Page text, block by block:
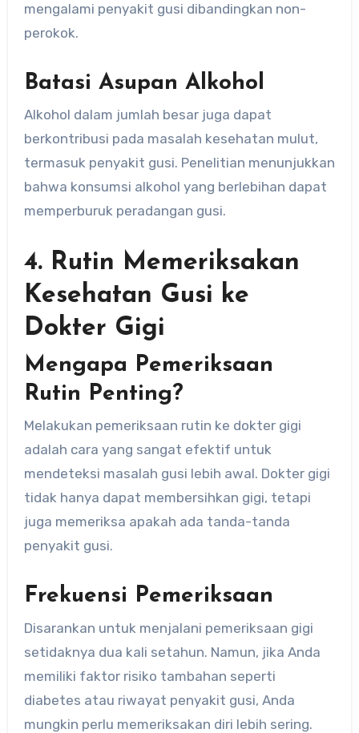
mengalami penyakit gusi dibandingkan non-
perokok.
Batasi Asupan Alkohol
Alkohol dalam jumlah besar juga dapat
berkontribusi pada masalah kesehatan mulut,
termasuk penyakit gusi. Penelitian menunjukkan
bahwa konsumsi alkohol yang berlebihan dapat
memperburuk peradangan gusi.
4. Rutin Memeriksakan
Kesehatan Gusi ke
Dokter Gigi
Mengapa Pemeriksaan
Rutin Penting?
Melakukan pemeriksaan rutin ke dokter gigi
adalah cara yang sangat efektif untuk
mendeteksi masalah gusi lebih awal. Dokter gigi
tidak hanya dapat membersihkan gigi, tetapi
juga memeriksa apakah ada tanda-tanda
penyakit gusi.
Frekuensi Pemeriksaan
Disarankan untuk menjalani pemeriksaan gigi
setidaknya dua kali setahun. Namun, jika Anda
memiliki faktor risiko tambahan seperti
diabetes atau riwayat penyakit gusi, Anda
mungkin perlu memeriksakan diri lebih sering.